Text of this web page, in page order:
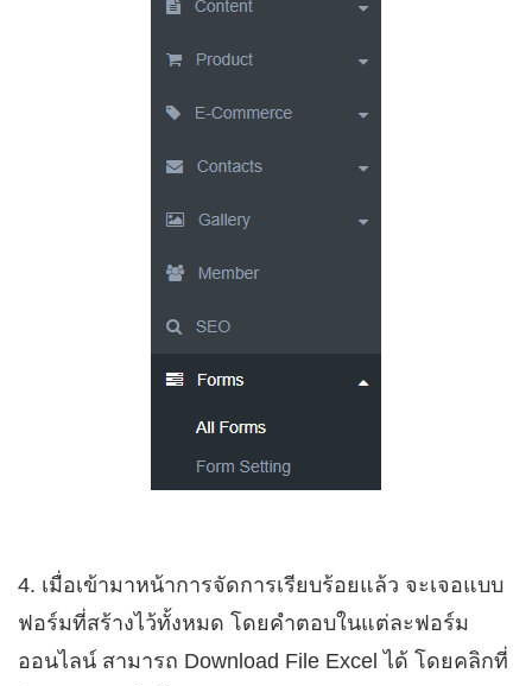
4. เมื่อเข้ามาหน้าการจัดการเรียบร้อยแล้ว จะเจอแบบ
ฟอร์มที่สร้างไว้ทั้งหมด โดยคำตอบในแต่ละฟอร์ม
ออนไลน์ สามารถ Download File Excel ได้ โดยคลิกที่